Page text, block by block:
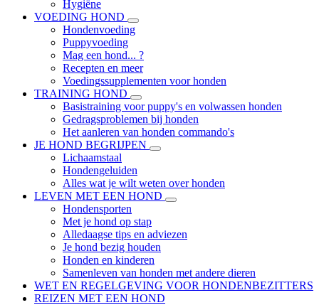
Hygiëne
VOEDING HOND
Hondenvoeding
Puppyvoeding
Mag een hond... ?
Recepten en meer
Voedingssupplementen voor honden
TRAINING HOND
Basistraining voor puppy's en volwassen honden
Gedragsproblemen bij honden
Het aanleren van honden commando's
JE HOND BEGRIJPEN
Lichaamstaal
Hondengeluiden
Alles wat je wilt weten over honden
LEVEN MET EEN HOND
Hondensporten
Met je hond op stap
Alledaagse tips en adviezen
Je hond bezig houden
Honden en kinderen
Samenleven van honden met andere dieren
WET EN REGELGEVING VOOR HONDENBEZITTERS
REIZEN MET EEN HOND